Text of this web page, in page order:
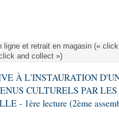
ligne et retrait en magasin («
and collect »)
À L'INSTAURATION
CULTURELS PAR LES
- 1ère lecture (2ème